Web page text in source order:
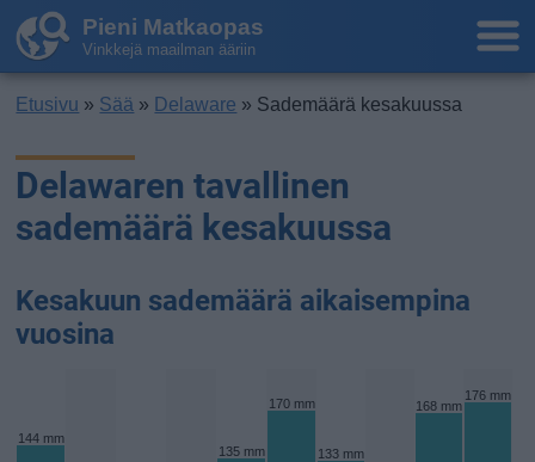
Pieni Matkaopas
Vinkkejä maailman ääriin
Etusivu » Sää » Delaware » Sademäärä kesakuussa
Delawaren tavallinen
sademäärä kesakuussa
Kesakuun sademäärä aikaisempina
vuosina
144 mm
135 mm
170 mm
133 mm
168 mm
176 mm